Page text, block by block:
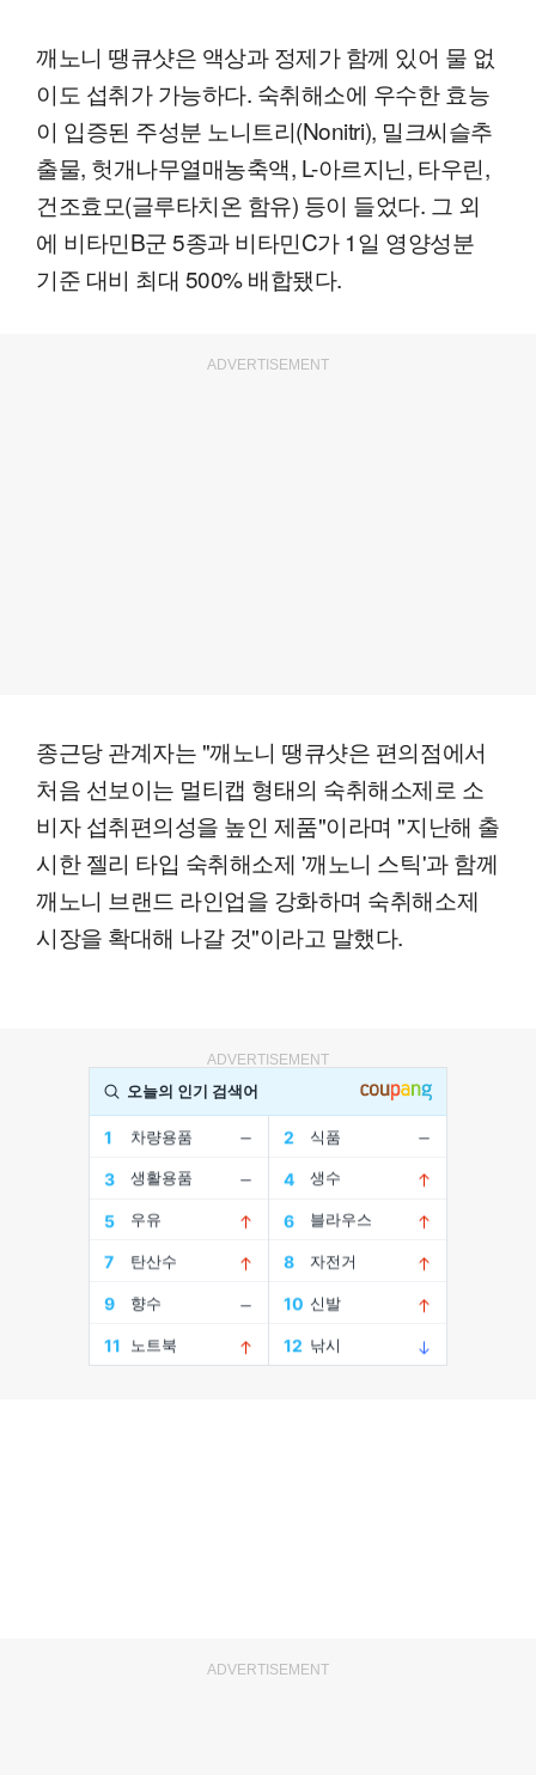
깨노니 땡큐샷은 액상과 정제가 함께 있어 물 없
이도 섭취가 가능하다. 숙취해소에 우수한 효능
이 입증된 주성분 노니트리(Nonitri), 밀크씨슬추
출물, 헛개나무열매농축액, L-아르지닌, 타우린,
건조효모(글루타치온 함유) 등이 들었다. 그 외
에 비타민B군 5종과 비타민C가 1일 영양성분
기준 대비 최대 500% 배합됐다.
ADVERTISEMENT
종근당 관계자는 "깨노니 땡큐샷은 편의점에서
처음 선보이는 멀티캡 형태의 숙취해소제로 소
비자 섭취편의성을 높인 제품"이라며 "지난해 출
시한 젤리 타입 숙취해소제 '깨노니 스틱'과 함께
깨노니 브랜드 라인업을 강화하며 숙취해소제
시장을 확대해 나갈 것"이라고 말했다.
ADVERTISEMENT
ADVERTISEMENT